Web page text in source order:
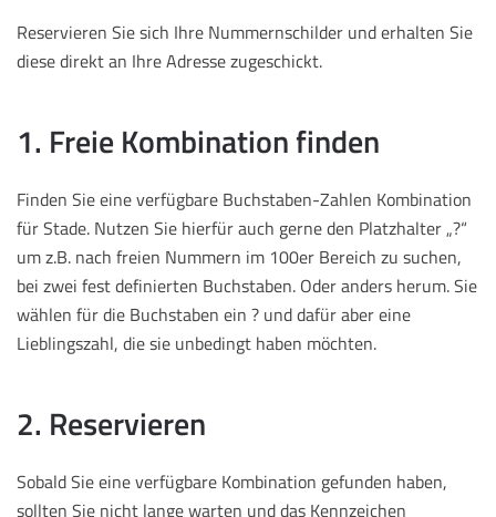
Reservieren Sie sich Ihre Nummernschilder und erhalten Sie
diese direkt an Ihre Adresse zugeschickt.
1. Freie Kombination finden
Finden Sie eine verfügbare Buchstaben-Zahlen Kombination
für Stade. Nutzen Sie hierfür auch gerne den Platzhalter „?“
um z.B. nach freien Nummern im 100er Bereich zu suchen,
bei zwei fest definierten Buchstaben. Oder anders herum. Sie
wählen für die Buchstaben ein ? und dafür aber eine
Lieblingszahl, die sie unbedingt haben möchten.
2. Reservieren
Sobald Sie eine verfügbare Kombination gefunden haben,
sollten Sie nicht lange warten und das Kennzeichen